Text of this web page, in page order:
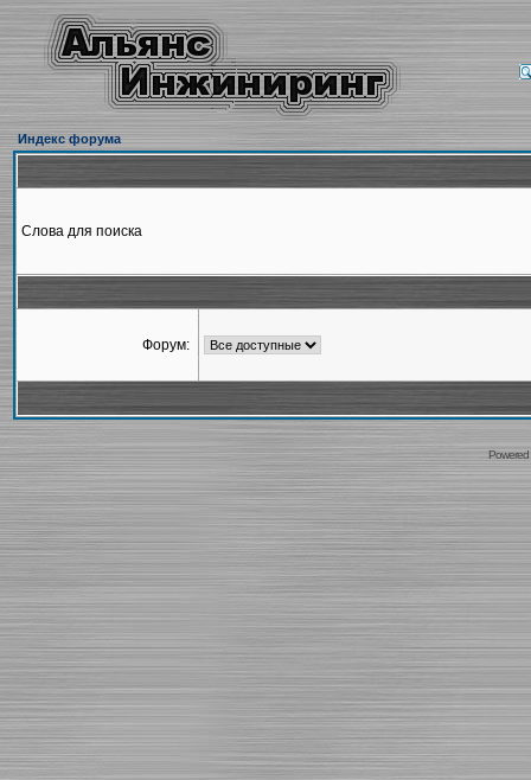
Индекс форума
Слова для поиска
Форум: